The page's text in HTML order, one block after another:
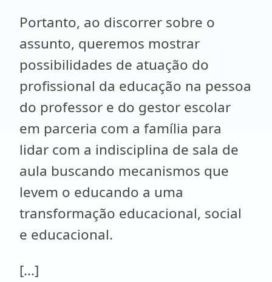
Portanto, ao discorrer sobre o
assunto, queremos mostrar
possibilidades de atuação do
profissional da educação na pessoa
do professor e do gestor escolar
em parceria com a família para
lidar com a indisciplina de sala de
aula buscando mecanismos que
levem o educando a uma
transformação educacional, social
e educacional.
[...]